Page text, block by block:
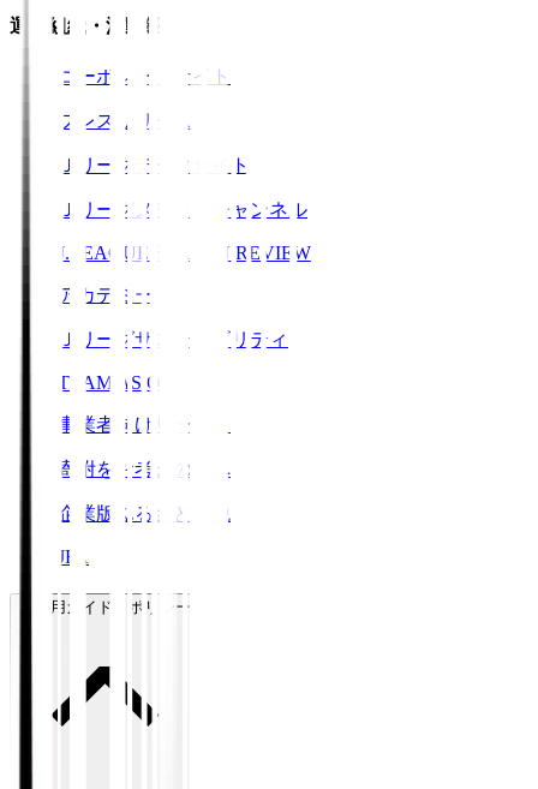
運営組織・活動紹介
コーポレートサイト
プレスリリース
Ｊリーグデータサイト
Ｊリーグメディアチャンネル
J.LEAGUE SEASON REVIEW
アカデミー
Ｊリーグサステナビリティ
TEAM AS ONE
事業者向けサービス
寄附をお考えの方へ
企業版ふるさと納税
JFA
ご利用ガイド・ポリシー